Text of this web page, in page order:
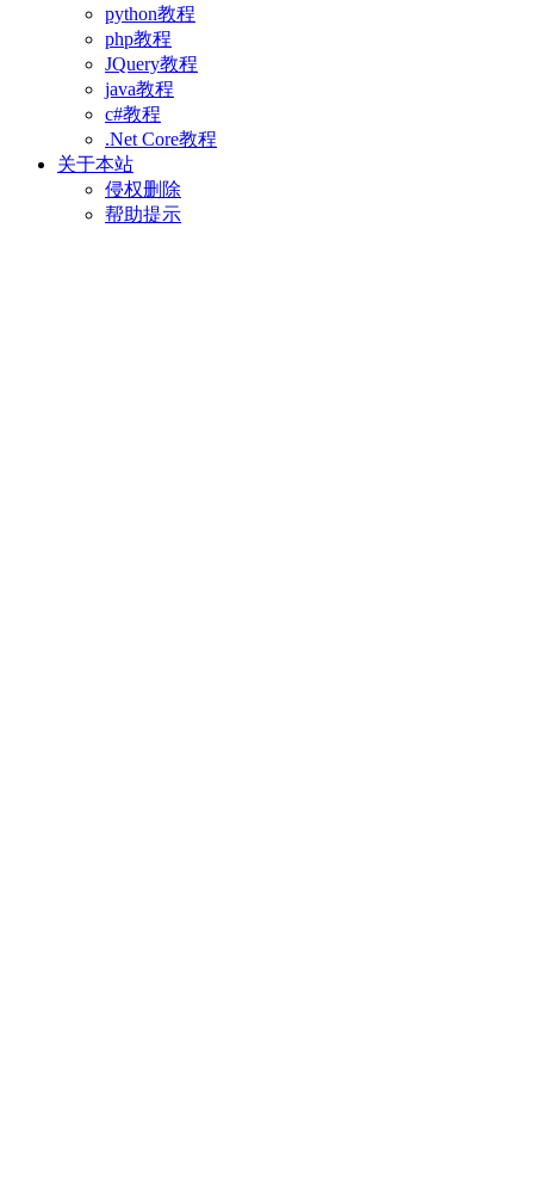
python教程
php教程
JQuery教程
java教程
c#教程
.Net Core教程
关于本站
侵权删除
帮助提示